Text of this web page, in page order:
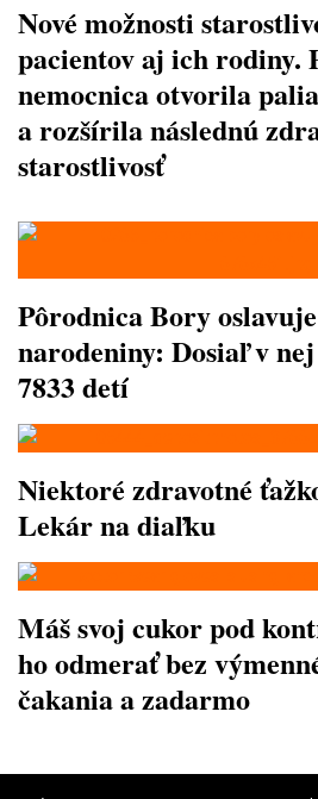
Nové možnosti
pacientov aj ich rodiny.
nemocnica otvorila
a rozšírila následnú
starostlivosť
Pôrodnica Bory
narodeniny: Dosiaľ v
7833 detí
Niektoré zdravotné
Lekár na diaľku
Máš svoj cukor pod
ho odmerať bez
čakania a zadarmo